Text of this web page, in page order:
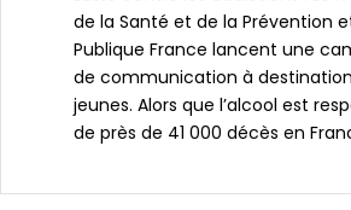
de la Santé et de la Prévention
Publique France lancent une
de communication à
jeunes. Alors que l’alcool est
de près de 41 000 décès en